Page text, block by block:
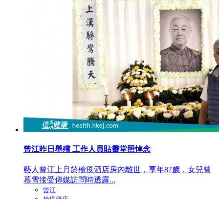
曾江昨日舉殯 工作人員貼靈堂照悼念
藝人曾江上月於檢疫酒店房內離世，享年87歲，女兒曾
慕雪接受傳媒訪問時透露...
曾江